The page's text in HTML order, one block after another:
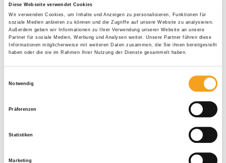
Diese Webseite verwendet Cookies
Wir verwenden Cookies, um Inhalte und Anzeigen zu personalisieren, Funktionen für
soziale Medien anbieten zu können und die Zugriffe auf unsere Website zu analysieren.
Außerdem geben wir Informationen zu Ihrer Verwendung unserer Website an unsere
Partner für soziale Medien, Werbung und Analysen weiter. Unsere Partner führen diese
Informationen möglicherweise mit weiteren Daten zusammen, die Sie ihnen bereitgestellt
haben oder die sie im Rahmen Ihrer Nutzung der Dienste gesammelt haben.
Notwendig
Präferenzen
Statistiken
Marketing